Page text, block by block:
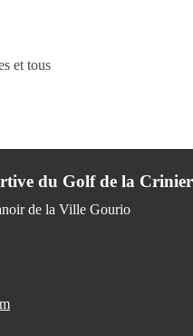
et tous
du Golf de la
de la Ville Gourio